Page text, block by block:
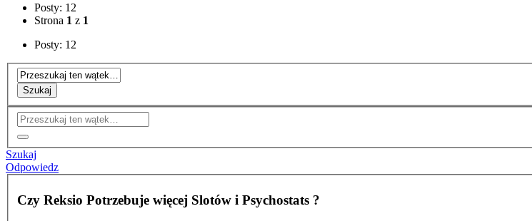
Posty: 12
Strona 1 z 1
Posty: 12
Szukaj
Szukaj
Odpowiedz
Czy Reksio Potrzebuje więcej Slotów i Psychostats ?